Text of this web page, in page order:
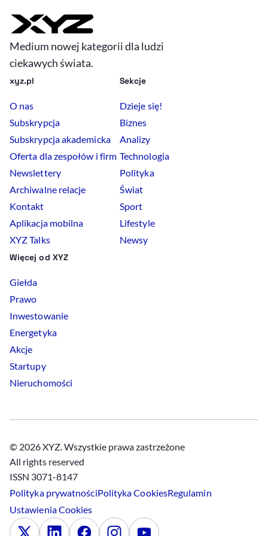
Medium nowej kategorii dla ludzi
ciekawych świata.
xyz.pl
O nas
Subskrypcja
Subskrypcja akademicka
Oferta dla zespołów i firm
Newslettery
Archiwalne relacje
Kontakt
Aplikacja mobilna
XYZ Talks
Sekcje
Dzieje się!
Biznes
Analizy
Technologia
Polityka
Świat
Sport
Lifestyle
Newsy
Więcej od XYZ
Giełda
Prawo
Inwestowanie
Energetyka
Akcje
Startupy
Nieruchomości
© 2026 XYZ. Wszystkie prawa zastrzeżone
All rights reserved
ISSN 3071-8147
Polityka prywatnościPolitykaCookiesRegulamin
UstawieniaCookies